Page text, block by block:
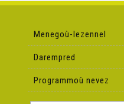
Menegoù-lezennel
Darempred
Programmoù nevez